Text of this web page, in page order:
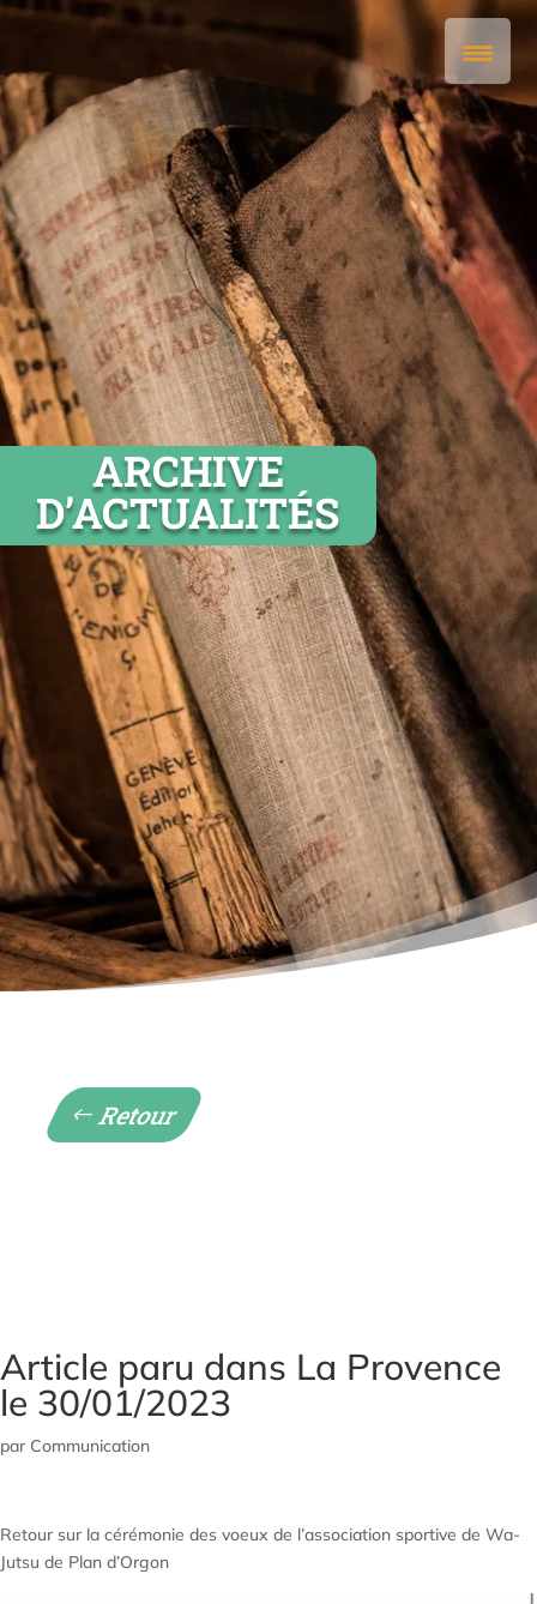
ARCHIVE
D’ACTUALITÉS
Retour
Article paru dans La Provence
le 30/01/2023
par Communication
Retour sur la cérémonie des voeux de l’association sportive de Wa-
Jutsu de Plan d’Orgon